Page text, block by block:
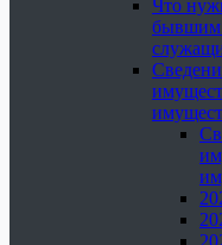
Что
бывшим